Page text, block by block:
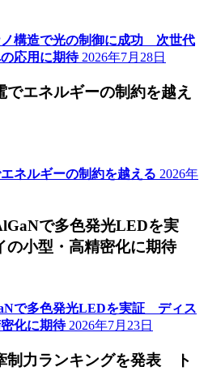
ノ構造で光の制御に成功 次世代
応用に期待 2026年7月28日
でエネルギーの制約を越え
ネルギーの制約を越える 2026年
で多色発光LEDを実
小型・高精密化に期待
で多色発光LEDを実証 ディス
化に期待 2026年7月23日
制力ランキングを発表 ト